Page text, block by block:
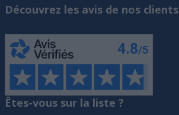
Découvrez les avis de nos clients
Êtes-vous sur la liste ?